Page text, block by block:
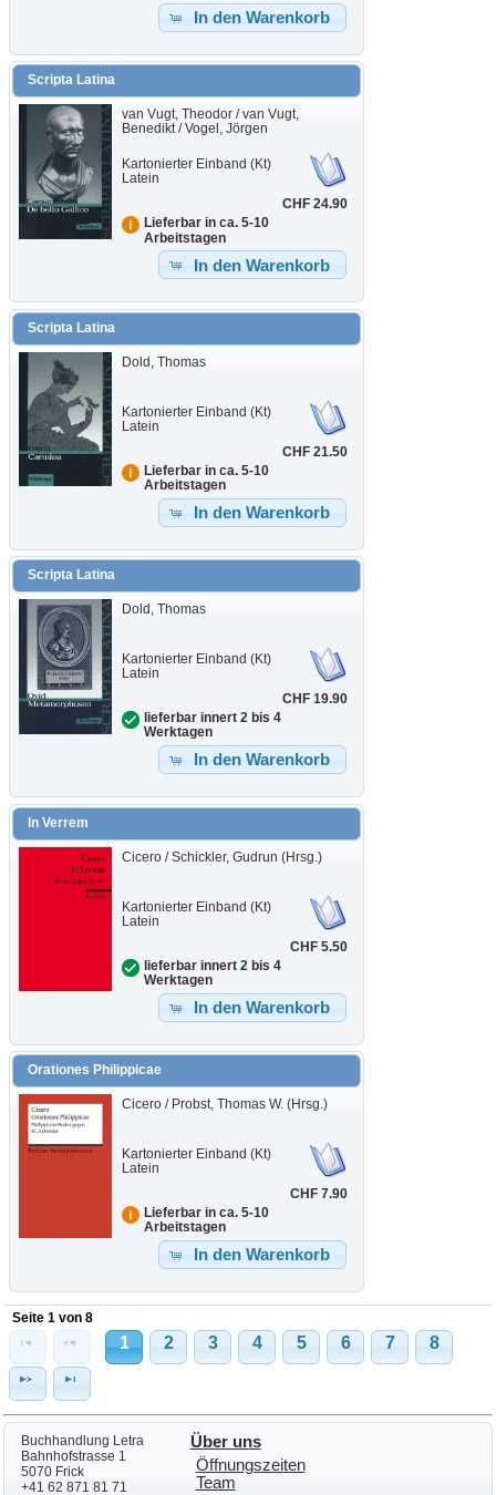
In den Warenkorb
Scripta Latina
van Vugt, Theodor / van Vugt,
Benedikt / Vogel, Jörgen
Kartonierter Einband (Kt)
Latein
CHF 24.90
Lieferbar in ca. 5-10
Arbeitstagen
In den Warenkorb
Scripta Latina
Dold, Thomas
Kartonierter Einband (Kt)
Latein
CHF 21.50
Lieferbar in ca. 5-10
Arbeitstagen
In den Warenkorb
Scripta Latina
Dold, Thomas
Kartonierter Einband (Kt)
Latein
CHF 19.90
lieferbar innert 2 bis 4
Werktagen
In den Warenkorb
In Verrem
Cicero / Schickler, Gudrun (Hrsg.)
Kartonierter Einband (Kt)
Latein
CHF 5.50
lieferbar innert 2 bis 4
Werktagen
In den Warenkorb
Orationes Philippicae
Cicero / Probst, Thomas W. (Hrsg.)
Kartonierter Einband (Kt)
Latein
CHF 7.90
Lieferbar in ca. 5-10
Arbeitstagen
In den Warenkorb
Seite 1 von 8
1 2 3 4 5 6 7 8
Buchhandlung Letra
Bahnhofstrasse 1
5070 Frick
+41 62 871 81 71
Über uns
Öffnungszeiten
Team